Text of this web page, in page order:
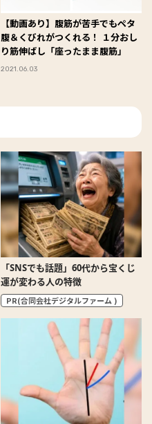
【動画あり】腹筋が苦手でもペタ
腹＆くびれがつくれる！ １分おし
り筋伸ばし「座ったまま腹筋」
2021.06.03
「SNSでも話題」60代から宝くじ
運が変わる人の特徴
PR(合同会社デジタルファーム )